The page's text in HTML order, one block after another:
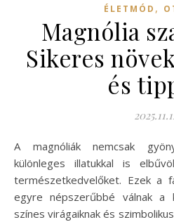
ÉLETMÓD ,
Magnólia
Sikeres
és
A magnóliák nemcsak gyönyörű virágukkal, hanem
különleges illatukkal is
természetkedvelőket. Ezek a
egyre népszerűbbé válnak a
színes virágaiknak és